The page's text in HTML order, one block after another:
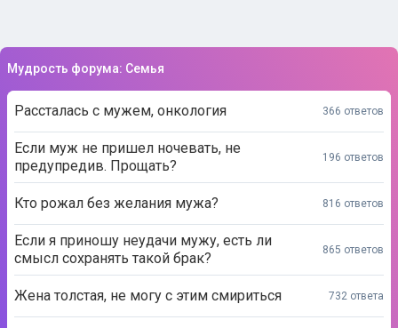
Мудрость форума: Семья
Рассталась с мужем, онкология 366 ответов
Если муж не пришел ночевать, не
предупредив. Прощать?
196 ответов
Кто рожал без желания мужа? 816 ответов
Если я приношу неудачи мужу, есть ли
смысл сохранять такой брак?
865 ответов
Жена толстая, не могу с этим смириться 732 ответа